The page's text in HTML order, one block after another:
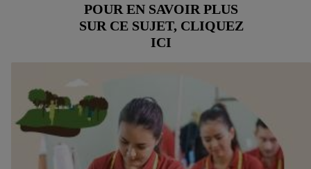
POUR EN SAVOIR PLUS
SUR CE SUJET, CLIQUEZ
ICI